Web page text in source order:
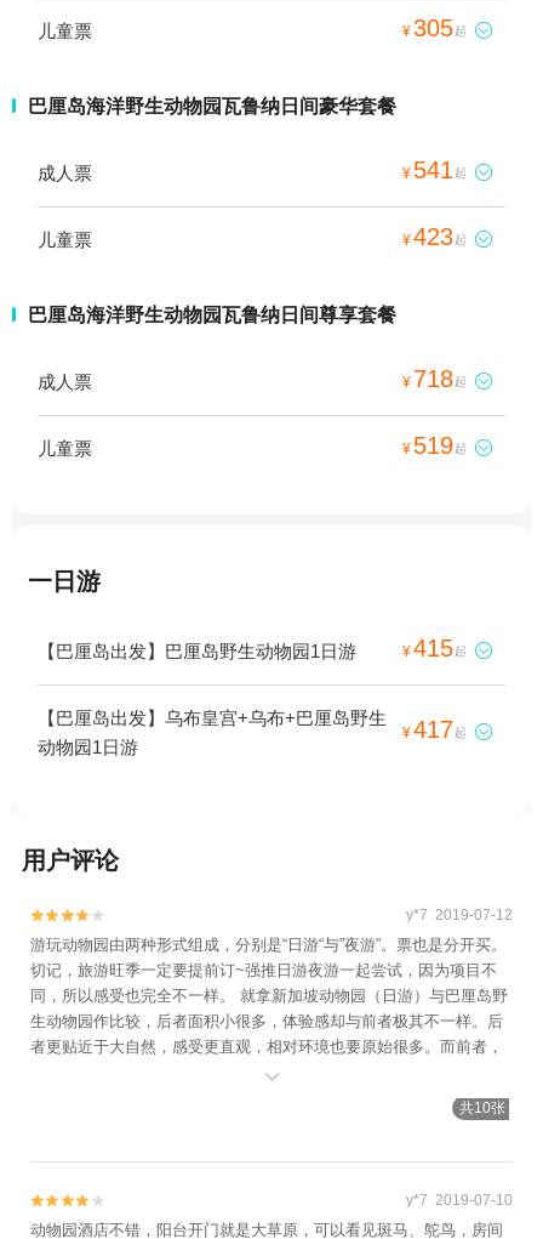
儿童票 ¥305起 
巴厘岛海洋野生动物园瓦鲁纳日间豪华套餐
成人票 ¥ 541 起 
儿童票 ¥423起 
巴厘岛海洋野生动物园瓦鲁纳日间尊享套餐
成人票 ¥ 718起 
儿童票 ¥ 519起 
一日游
【巴厘岛出发】巴厘岛野生动物园1日游 ¥415起 
【巴厘岛出发】乌布皇宫+乌布+巴厘岛野生
动物园1日游
¥417起 
用户评论

 y*7 2019-07-12
游玩动物园由两种形式组成，分别是“日游“与”夜游”。票也是分开买。
切记，旅游旺季一定要提前订~强推日游夜游一起尝试，因为项目不
同，所以感受也完全不一样。 就拿新加坡动物园（日游）与巴厘岛野
生动物园作比较，后者面积小很多，体验感却与前者极其不一样。后
者更贴近于大自然，感受更直观，相对环境也要原始很多。而前者，
是一个设施极其现代化的动物园，干净、卫生、婴儿车可以推遍整
园，此处却不行，此处随时左手抱娃，右手举车，上坡下坡太多。 喂
食长颈鹿是巴厘野生动物园行的一大亮点，虽然个人感觉其重重收费
鹿单独收费不说，照片还必须单独收费，还不给邮件传送。 我和灰灰
妈妈都觉得大象表演非常不错。讲述了许久以前大象统领这片土地，

共10张

 y*7 2019-07-10
动物园酒店不错，阳台开门就是大草原，可以看见斑马、鸵鸟，房间